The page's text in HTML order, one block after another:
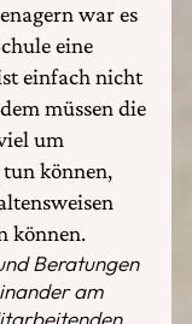
war es
eine
einfach nicht
müssen die
um
können,
können.
Beratungen
am